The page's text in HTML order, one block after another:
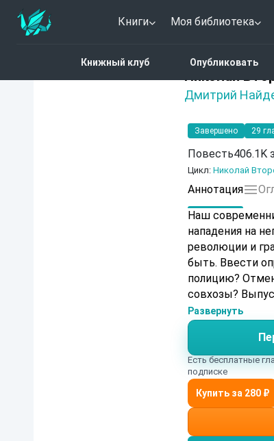
Книги Моя библиотека
Книжный клуб Опубликовать
Николай
Дмитрий
5 (3)
Завершено 29
Повесть406.1K
Цикл: Николай
Аннотация
Наш
нападения на
революции и
быть. Ввести
полицию?
совхозы?
варианты,
только для
Развернуть
Есть бесплатные
подписке